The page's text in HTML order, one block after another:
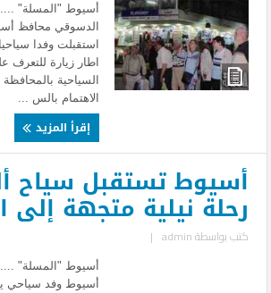
أسيوط "المسلة"
الدسوقي محافظ
استقبلت وفدا
اطار زيارة للتعرف
السياحية
الاهتمام بالس ...
إقرأ المزيد
أسيوط تستقبل سياح
رحلة نيلية متجهة إلى
كتب بواسطةadmin
|
أسيوط "المسلة"